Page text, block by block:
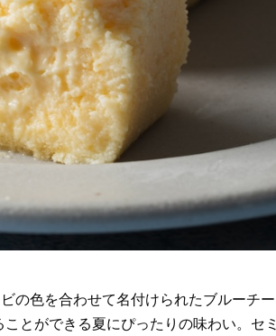
の色を合わせて名付けられたブルーチー
とができる夏にぴったりの味わい。セミ